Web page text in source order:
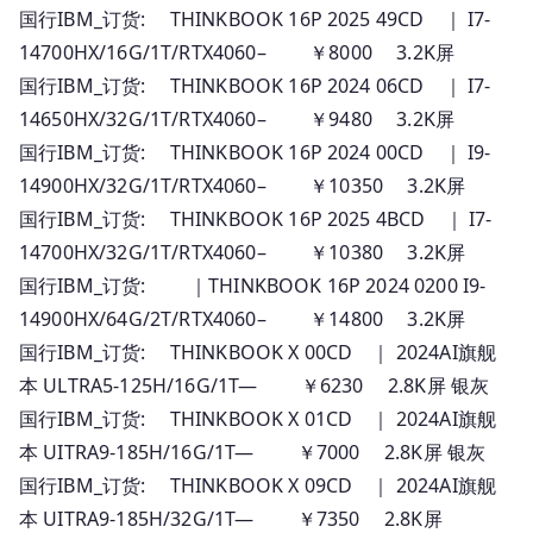
国行IBM_订货: THINKBOOK 16P 2025 49CD ｜ I7-
14700HX/16G/1T/RTX4060– ￥8000 3.2K屏
国行IBM_订货: THINKBOOK 16P 2024 06CD ｜ I7-
14650HX/32G/1T/RTX4060– ￥9480 3.2K屏
国行IBM_订货: THINKBOOK 16P 2024 00CD ｜ I9-
14900HX/32G/1T/RTX4060– ￥10350 3.2K屏
国行IBM_订货: THINKBOOK 16P 2025 4BCD ｜ I7-
14700HX/32G/1T/RTX4060– ￥10380 3.2K屏
国行IBM_订货: ｜THINKBOOK 16P 2024 0200 I9-
14900HX/64G/2T/RTX4060– ￥14800 3.2K屏
国行IBM_订货: THINKBOOK X 00CD ｜ 2024AI旗舰
本 ULTRA5-125H/16G/1T— ￥6230 2.8K屏 银灰
国行IBM_订货: THINKBOOK X 01CD ｜ 2024AI旗舰
本 UITRA9-185H/16G/1T— ￥7000 2.8K屏 银灰
国行IBM_订货: THINKBOOK X 09CD ｜ 2024AI旗舰
本 UITRA9-185H/32G/1T— ￥7350 2.8K屏